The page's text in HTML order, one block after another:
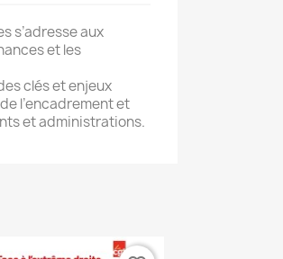
s’adresse aux
et les
clés et enjeux
l’encadrement et
et administrations.